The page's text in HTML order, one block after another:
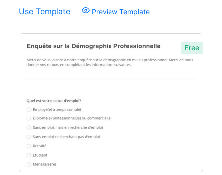
Use Template Preview Template
Free